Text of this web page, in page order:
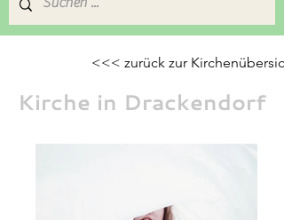
<<< zurück zur
Kirche in Drackendorf